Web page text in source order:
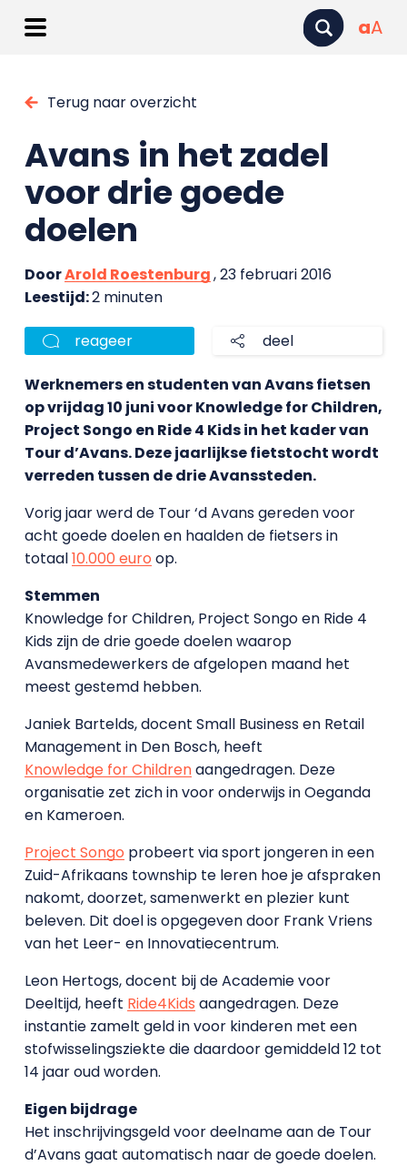
aA
Terug naar overzicht
Avans in het zadel
voor drie goede
doelen
DoorArold Roestenburg, 23 februari 2016
Leestijd:2 minuten
reageer deel
Werknemers en studenten van Avans fietsen
op vrijdag 10 juni voor Knowledge for Children,
Project Songo en Ride 4 Kids in het kader van
Tour d’Avans. Deze jaarlijkse fietstocht wordt
verreden tussen de drie Avanssteden.
Vorig jaar werd de Tour ‘d Avans gereden voor
acht goede doelen en haalden de fietsers in
totaal10.000 euro op.
Stemmen
Knowledge for Children, Project Songo en Ride 4
Kids zijn de drie goede doelen waarop
Avansmedewerkers de afgelopen maand het
meest gestemd hebben.
Janiek Bartelds, docent Small Business en Retail
Management in Den Bosch, heeft
Knowledge for Childrenaangedragen. Deze
organisatie zet zich in voor onderwijs in Oeganda
en Kameroen.
Project Songo probeert via sport jongeren in een
Zuid-Afrikaans township te leren hoe je afspraken
nakomt, doorzet, samenwerkt en plezier kunt
beleven. Dit doel is opgegeven door Frank Vriens
van het Leer- en Innovatiecentrum.
Leon Hertogs, docent bij de Academie voor
Deeltijd, heeft Ride4Kids aangedragen. Deze
instantie zamelt geld in voor kinderen met een
stofwisselingsziekte die daardoor gemiddeld 12 tot
14 jaar oud worden.
Eigen bijdrage
Het inschrijvingsgeld voor deelname aan de Tour
d’Avans gaat automatisch naar de goede doelen.